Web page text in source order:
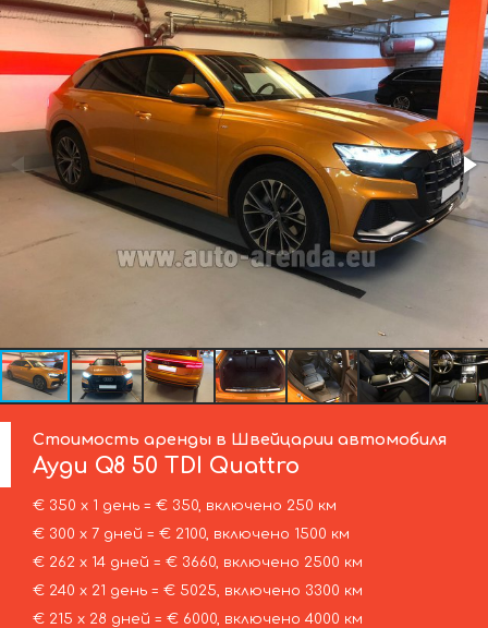
Стоимость аренды в Швейцарии автомобиля
Ауди Q8 50 TDI Quattro
€ 350 х 1 день = € 350, включено 250 км
€ 300 х 7 дней = € 2100, включено 1500 км
€ 262 х 14 дней = € 3660, включено 2500 км
€ 240 х 21 день = € 5025, включено 3300 км
€ 215 х 28 дней = € 6000, включено 4000 км